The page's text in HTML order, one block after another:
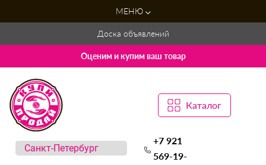
МЕНЮ
Доска объявлений
Оценим и купим ваш товар
Каталог
+7 921
569-19-